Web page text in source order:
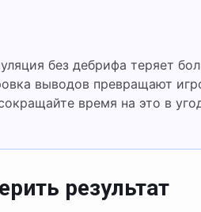
выводов превращают
время на это в
результат